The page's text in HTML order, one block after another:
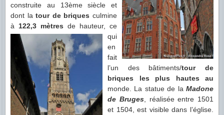
construite au 13ème siècle et
dont latour de briques culmine
à 122,3 mètres de hauteur, ce
qui
en
fait
l’un des bâtiments/tour de
briques les plus hautes au
monde. La statue de la Madone
de Bruges, réalisée entre 1501
et 1504, est visible dans l’église.